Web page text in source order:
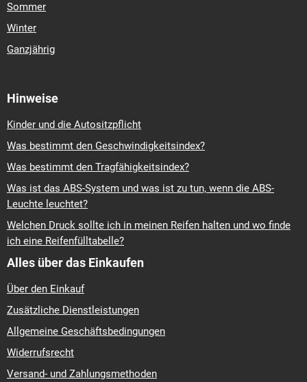
Sommer
Winter
Ganzjährig
Hinweise
Kinder und die Autositzpflicht
Was bestimmt den Geschwindigkeitsindex?
Was bestimmt den Tragfähigkeitsindex?
Was ist das ABS-System und was ist zu tun, wenn die ABS-
Leuchte leuchtet?
Welchen Druck sollte ich in meinen Reifen halten und wo finde
ich eine Reifenfülltabelle?
Alles über das Einkaufen
Über den Einkauf
Zusätzliche Dienstleistungen
Allgemeine Geschäftsbedingungen
Widerrufsrecht
Versand- und Zahlungsmethoden